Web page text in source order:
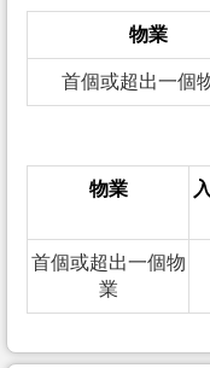
物業
首個或超出一個
物業
首個或超出一個物
業